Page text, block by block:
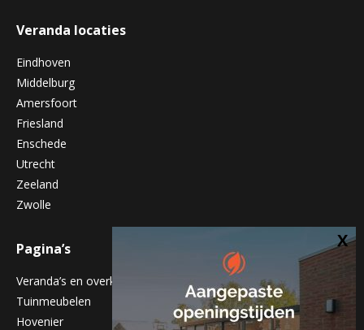
Veranda locaties
Eindhoven
Middelburg
Amersfoort
Friesland
Enschede
Utrecht
Zeeland
Zwolle
Pagina’s
Veranda’s en overkappingen
Tuinmeubelen
Hovenier